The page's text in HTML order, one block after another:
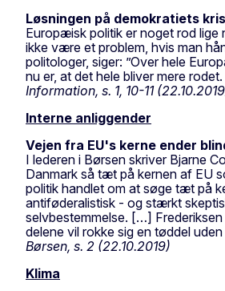
Løsningen på demokratiets
Europæisk politik er noget rod lige
ikke være et problem, hvis man
politologer, siger: ”Over hele
nu er, at det hele bliver mere
Information, s. 1, 10-11
Interne anliggender
Vejen fra EU's kerne ender
I lederen i Børsen skriver Bjarne
Danmark så tæt på kernen af EU
politik handlet om at søge tæt på
antiføderalistisk - og stærkt
selvbestemmelse. […]
delene vil rokke sig en tøddel
Børsen, s. 2 (22.10.2019)
Klima